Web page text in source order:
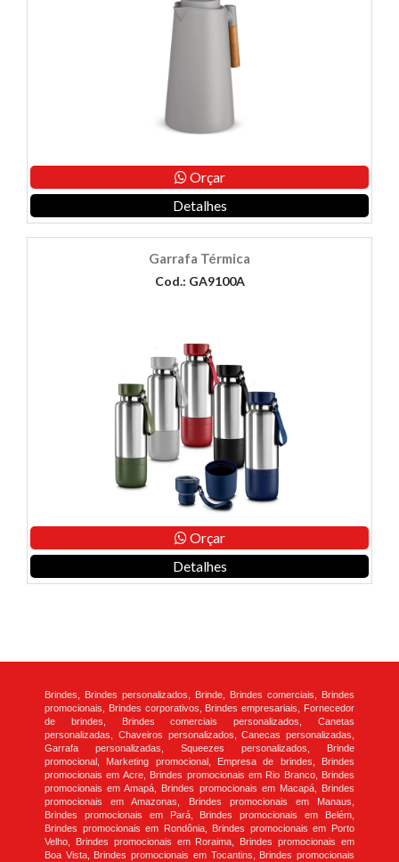
Orçar
Detalhes
Garrafa Térmica
Cod.: GA9100A
Orçar
Detalhes
Brindes, Brindes personalizados, Brinde, Brindes comerciais, Brindes
promocionais, Brindes corporativos, Brindes empresariais, Fornecedor
de brindes, Brindes comerciais personalizados, Canetas
personalizadas, Chaveiros personalizados, Canecas personalizadas,
Garrafa personalizadas, Squeezes personalizados, Brinde
promocional, Marketing promocional, Empresa de brindes, Brindes
promocionais em Acre, Brindes promocionais em Rio Branco, Brindes
promocionais em Amapá, Brindes promocionais em Macapá, Brindes
promocionais em Amazonas, Brindes promocionais em Manaus,
Brindes promocionais em Pará, Brindes promocionais em Belém,
Brindes promocionais em Rondônia, Brindes promocionais em Porto
Velho, Brindes promocionais em Roraima, Brindes promocionais em
Boa Vista, Brindes promocionais em Tocantins, Brindes promocionais